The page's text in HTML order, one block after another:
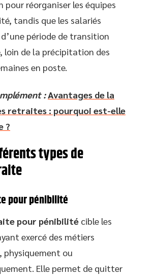
pour réorganiser les équipes
tandis que les salariés
période de transition
loin de la précipitation des
en poste.
: Avantages de la
retraites : pourquoi est-elle
?
types de
pour pénibilité
pour pénibilité cible les
exercé des métiers
physiquement ou
Elle permet de quitter